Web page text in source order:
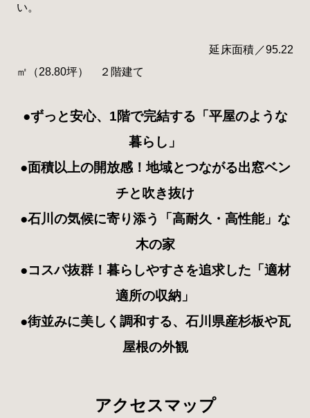
い。
延床面積／95.22
㎡（28.80坪） ２階建て
●ずっと安心、1階で完結する「平屋のような
暮らし」
●面積以上の開放感！地域とつながる出窓ベン
チと吹き抜け
●石川の気候に寄り添う「高耐久・高性能」な
木の家
●コスパ抜群！暮らしやすさを追求した「適材
適所の収納」
●街並みに美しく調和する、石川県産杉板や瓦
屋根の外観
アクセスマップ